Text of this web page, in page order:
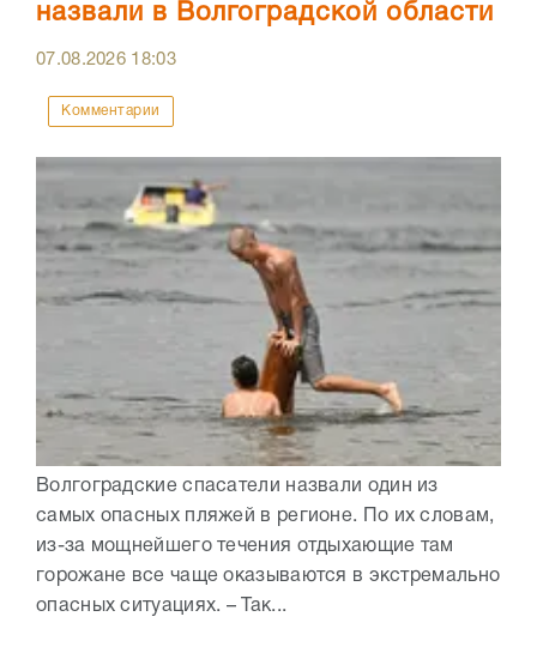
назвали в Волгоградской области
07.08.2026 18:03
Комментарии
Волгоградские спасатели назвали один из
самых опасных пляжей в регионе. По их словам,
из-за мощнейшего течения отдыхающие там
горожане все чаще оказываются в экстремально
опасных ситуациях. – Так...